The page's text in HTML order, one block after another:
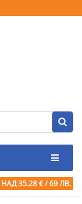
НАД 35.28 € / 69 ЛВ.